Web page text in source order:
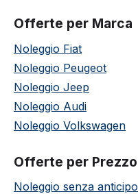
Offerte per Marca
Noleggio Fiat
Noleggio Peugeot
Noleggio Jeep
Noleggio Audi
Noleggio Volkswagen
Offerte per Prezzo
Noleggio senza anticipo